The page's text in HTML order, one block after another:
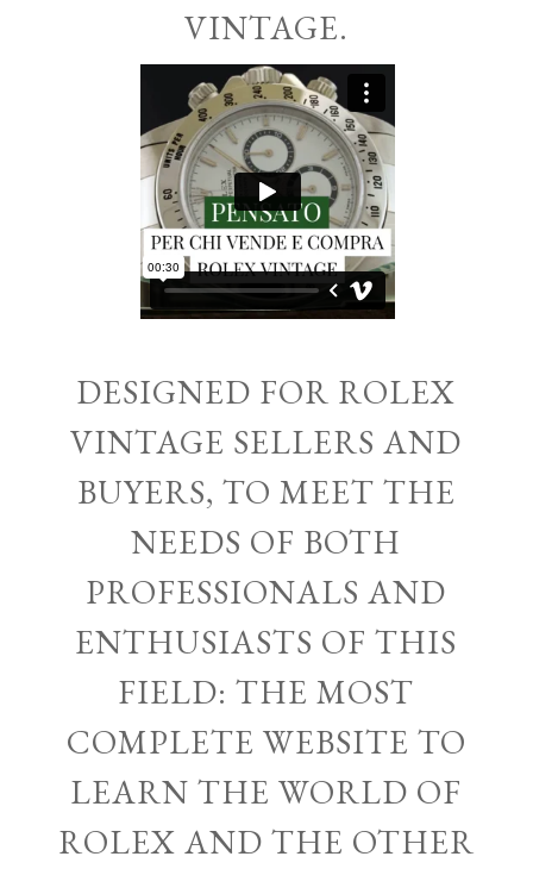
VINTAGE.
DESIGNED FOR ROLEX
VINTAGE SELLERS AND
BUYERS, TO MEET THE
NEEDS OF BOTH
PROFESSIONALS AND
ENTHUSIASTS OF THIS
FIELD: THE MOST
COMPLETE WEBSITE TO
LEARN THE WORLD OF
ROLEX AND THE OTHER